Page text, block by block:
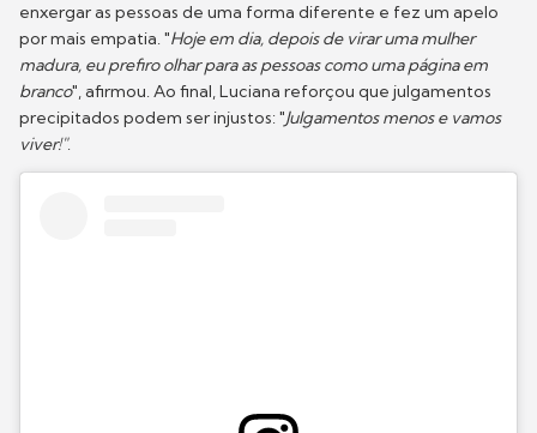
enxergar as pessoas de uma forma diferente e fez um apelo
por mais empatia. "Hoje em dia, depois de virar uma mulher
madura, eu prefiro olhar para as pessoas como uma página em
branco", afirmou. Ao final, Luciana reforçou que julgamentos
precipitados podem ser injustos: "Julgamentos menos e vamos
viver!".